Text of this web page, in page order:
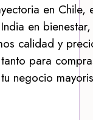
en Chile,
en
calidad y
para
negocio